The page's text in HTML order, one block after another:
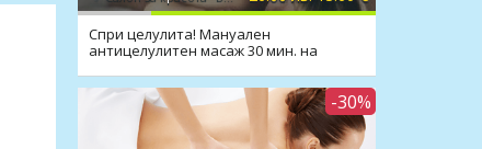
Спри целулита! Мануален
антицелулитен масаж 30 мин. на
-30%